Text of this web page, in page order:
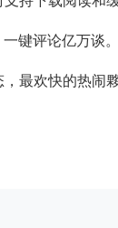
键评论亿万谈。
最欢快的热闹